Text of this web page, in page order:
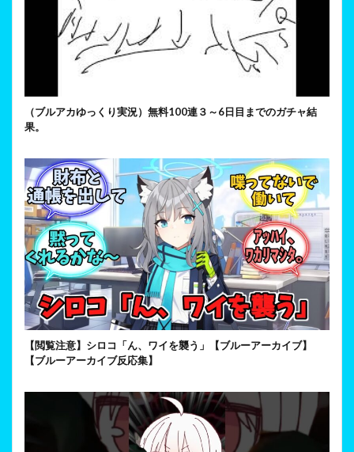
（ブルアカゆっくり実況）無料100連３～6日目までのガチャ結
果。
【閲覧注意】シロコ「ん、ワイを襲う」【ブルーアーカイブ】
【ブルーアーカイブ反応集】